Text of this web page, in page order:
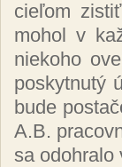
cieľom
mohol v
niekoho
poskytnutý
bude
A.B.
sa odohralo